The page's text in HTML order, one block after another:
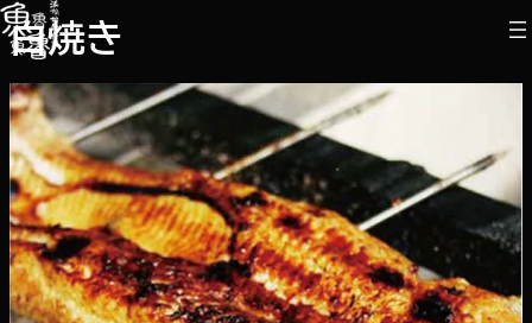
内
容
を
ス
キ
ッ
プ
白焼き